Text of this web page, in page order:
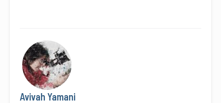
Avivah Yamani